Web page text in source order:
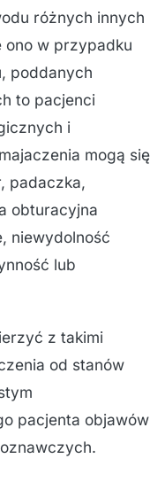
różnych innych
ono w przypadku
poddanych
to pacjenci
i
mogą się
padaczka,
obturacyjna
niewydolność
lub
z takimi
od stanów
pacjenta objawów